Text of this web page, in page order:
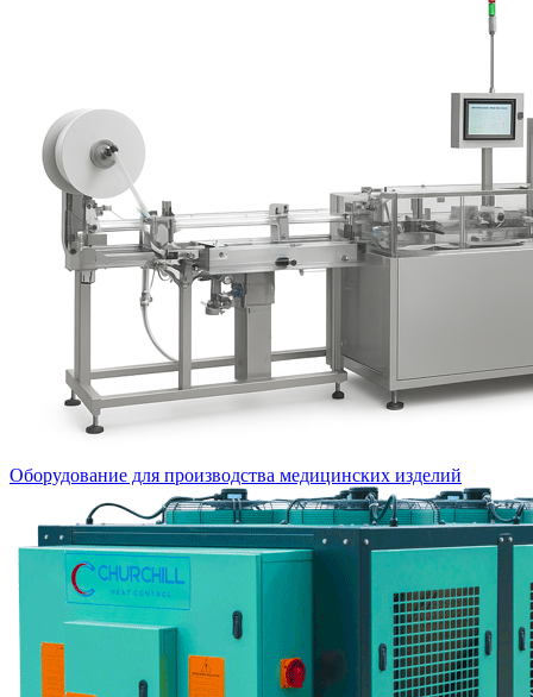
Оборудование для производства медицинских изделий